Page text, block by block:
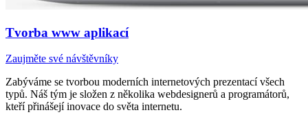
Tvorba www aplikací
Zaujměte své návštěvníky
Zabýváme se tvorbou moderních internetových prezentací všech
typů. Náš tým je složen z několika webdesignerů a programátorů,
kteří přinášejí inovace do světa internetu.